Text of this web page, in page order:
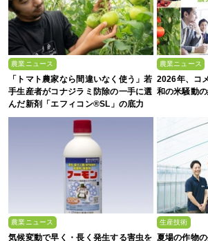
農業ニュース
「トマト農家なら間違いなく使う」若
手生産者がコナジラミ防除の一手に選
んだ新剤「エフィコン®SL」の底力
農業ニュース
2026年、コ
和の米騒動
農業ニュース
気候変動で早く・長く発生する害虫を
生産技術
夏場の作物